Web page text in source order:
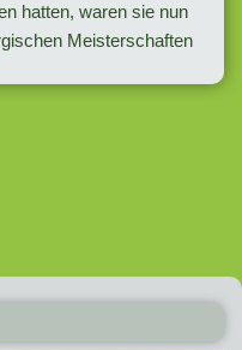
hatten, waren sie nun
Meisterschaften